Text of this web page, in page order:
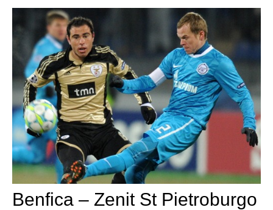
Benfica – Zenit St Pietroburgo